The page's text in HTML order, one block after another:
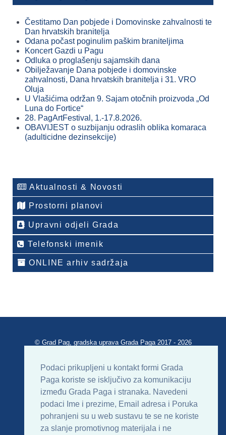
Podaci prikupljeni u kontakt formi Grada
Paga koriste se isključivo za komunikaciju
između Grada Paga i stranaka. Navedeni
podaci Ime i prezime, Email adresa i Poruka
pohranjeni su u web sustavu te se ne koriste
za slanje promotivnog materijala i ne
Čestitamo Dan pobjede i Domovinske zahvalnosti te
Dan hrvatskih branitelja
Odana počast poginulim paškim braniteljima
Koncert Gazdi u Pagu
Odluka o proglašenju sajamskih dana
Obilježavanje Dana pobjede i domovinske
zahvalnosti, Dana hrvatskih branitelja i 31. VRO
Oluja
U Vlašićima održan 9. Sajam otočnih proizvoda „Od
Luna do Fortice“
28. PagArtFestival, 1.-17.8.2026.
OBAVIJEST o suzbijanju odraslih oblika komaraca
(adulticidne dezinsekcije)
Aktualnosti & Novosti
Prostorni planovi
Upravni odjeli Grada
Telefonski imenik
ONLINE arhiv sadržaja
© Grad Pag, gradska uprava Grada Paga 2017 - 2026
Uvjeti korištenja Impressum
Kontakt
Sitemap
RSS